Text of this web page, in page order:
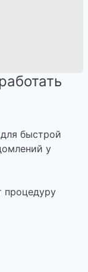
быстрой
у
процедуру